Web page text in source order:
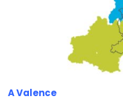
A Valence